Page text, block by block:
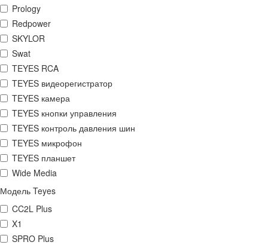
Prology
Redpower
SKYLOR
Swat
TEYES RCA
TEYES видеорегистратор
TEYES камера
TEYES кнопки управления
TEYES контроль давления шин
TEYES микрофон
TEYES планшет
Wide Media
Модель Teyes
CC2L Plus
X1
SPRO Plus